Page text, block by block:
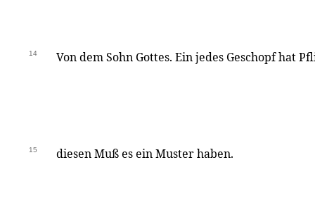
14 Von dem Sohn Gottes. Ein jedes Geschopf hat
15 diesen Muß es ein Muster haben.